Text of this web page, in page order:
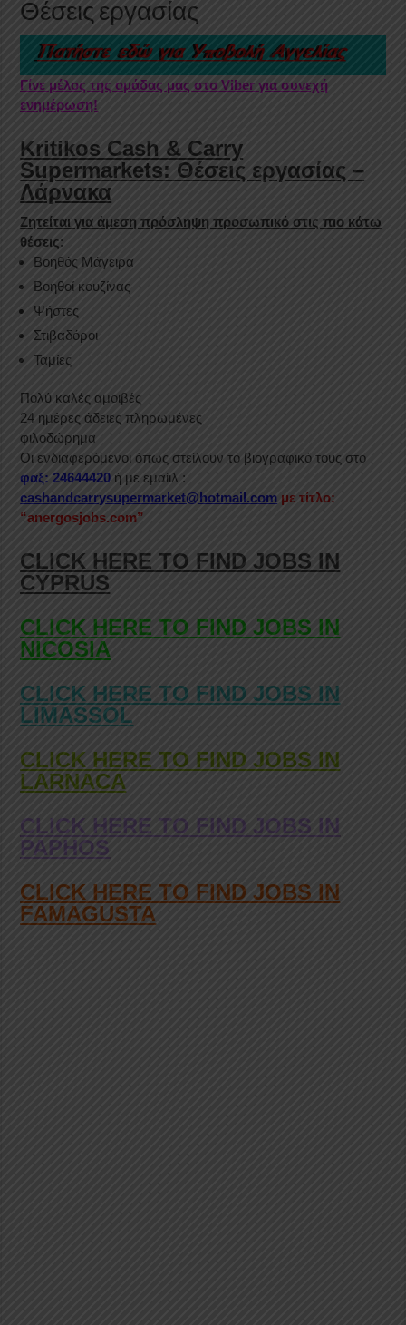
Θέσεις εργασίας
Γίνε μέλος της ομάδας μας στο Viber για συνεχή
ενημέρωση!
Kritikos Cash & Carry
Supermarkets: Θέσεις εργασίας –
Λάρνακα
Ζητείται για άμεση πρόσληψη προσωπικό στις πιο κάτω
θέσεις:
Βοηθός Μάγειρα
Βοηθοί κουζίνας
Ψήστες
Στιβαδόροι
Ταμίες
Πολύ καλές αμοιβές
24 ημέρες άδειες πληρωμένες
φιλοδώρημα
Οι ενδιαφερόμενοι όπως στείλουν το βιογραφικό τους στο
φαξ: 24644420 ή με εμαίιλ :
cashandcarrysupermarket@hotmail.com με τίτλο:
“anergosjobs.com”
CLICK HERE TO FIND JOBS IN
CYPRUS
CLICK HERE TO FIND JOBS IN
NICOSIA
CLICK HERE TO FIND JOBS IN
LIMASSOL
CLICK HERE TO FIND JOBS IN
LARNACA
CLICK HERE TO FIND JOBS IN
PAPHOS
CLICK HERE TO FIND JOBS IN
FAMAGUSTA